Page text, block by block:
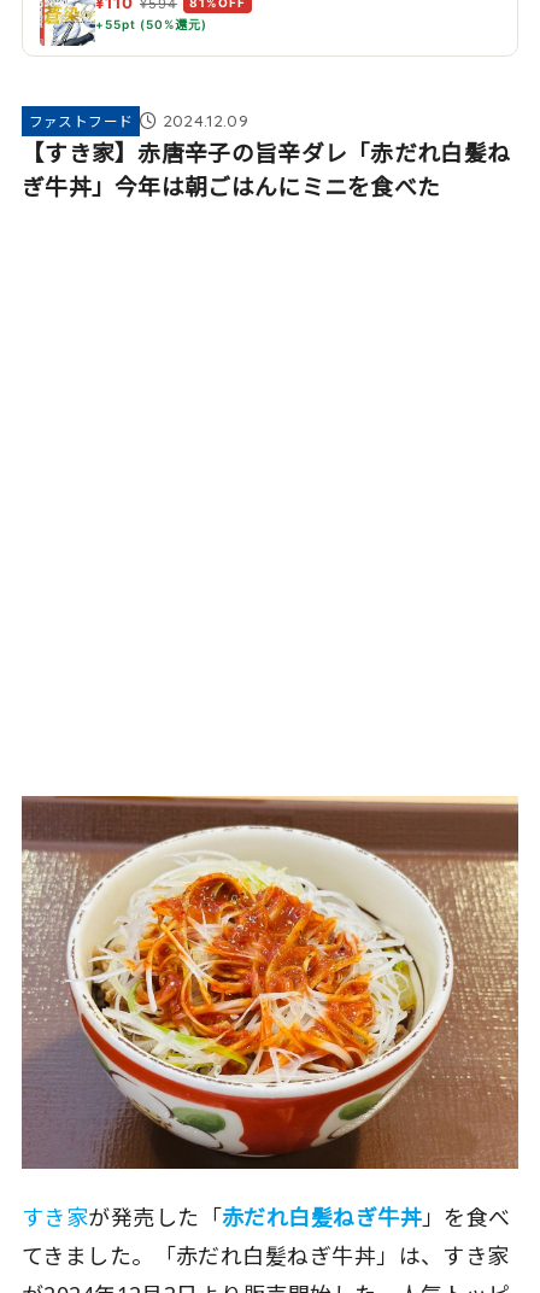
+55pt (50%還元)
ファストフード 2024.12.09
【すき家】赤唐辛子の旨辛ダレ「赤だれ白髪ね
ぎ牛丼」今年は朝ごはんにミニを食べた
すき家が発売した「赤だれ白髪ねぎ牛丼」を食べ
てきました。「赤だれ白髪ねぎ牛丼」は、すき家